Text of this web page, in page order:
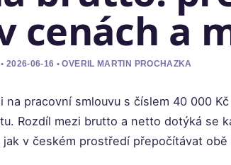
cenách a
2026-06-16 • OVERIL MARTIN PROCHAZKA
na pracovní smlouvu s číslem 40 000
Rozdíl mezi brutto a netto dotýká se
v českém prostředí přepočítávat obě